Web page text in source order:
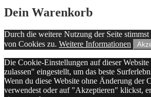
Dein Warenkorb
Durch die weitere Nutzung der Seite
von Cookies zu. Weitere Informationen
Die Cookie-Einstellungen auf dieser
zulassen" eingestellt, um das beste
Wenn du diese Website ohne Änderung der
verwendest oder auf "Akzeptieren" klickst,